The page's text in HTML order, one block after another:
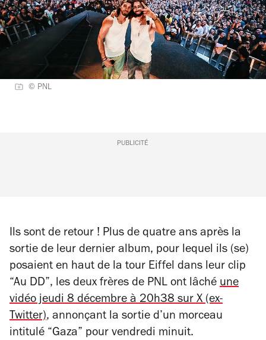
© PNL
PUBLICITÉ
Ils sont de retour ! Plus de quatre ans après la
sortie de leur dernier album, pour lequel ils (se)
posaient en haut de la tour Eiffel dans leur clip
“Au DD”, les deux frères de PNL ont lâché une
vidéo jeudi 8 décembre à 20h38 sur X (ex-
Twitter), annonçant la sortie d’un morceau
intitulé “Gaza” pour vendredi minuit.